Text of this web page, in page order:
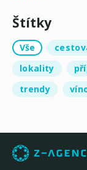
Štítky
Vše
lokality
trendy